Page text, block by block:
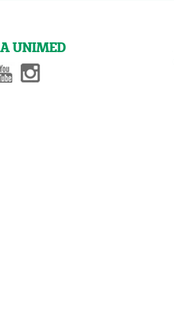
UNIMED